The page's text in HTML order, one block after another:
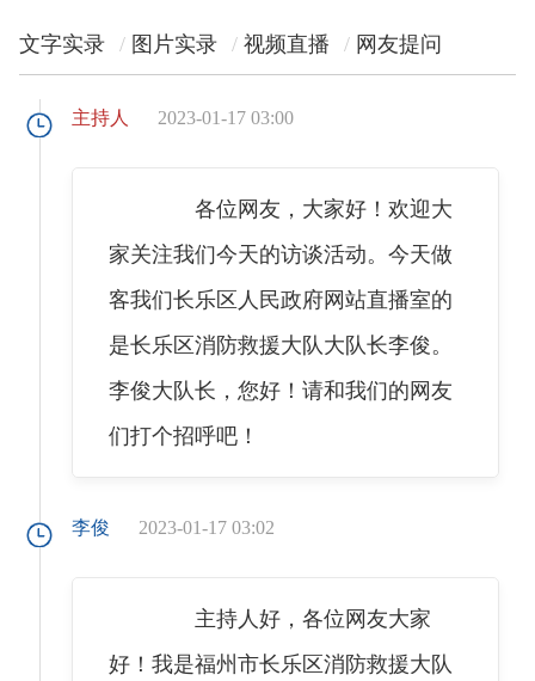
文字实录 图片实录 视频直播 网友提问
主持人 2023-01-17 03:00
各位网友，大家好！欢迎大
家关注我们今天的访谈活动。今天做
客我们长乐区人民政府网站直播室的
是长乐区消防救援大队大队长李俊。
李俊大队长，您好！请和我们的网友
们打个招呼吧！
李俊 2023-01-17 03:02
主持人好，各位网友大家
好！我是福州市长乐区消防救援大队